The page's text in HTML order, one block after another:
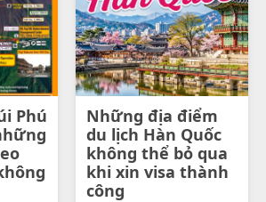
Phú
Những địa điểm
du lịch Hàn Quốc
không thể bỏ qua
khi xin visa thành
công